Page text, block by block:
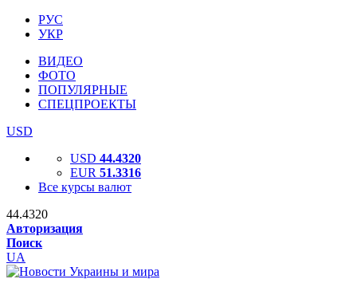
РУС
УКР
ВИДЕО
ФОТО
ПОПУЛЯРНЫЕ
СПЕЦПРОЕКТЫ
USD
USD 44.4320
EUR 51.3316
Все курсы валют
44.4320
Авторизация
Поиск
UA